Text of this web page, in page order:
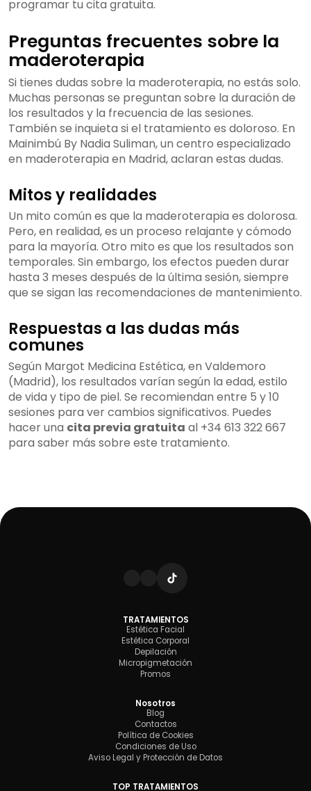
programar tu cita gratuita.
Preguntas frecuentes sobre la
maderoterapia
Si tienes dudas sobre la maderoterapia, no estás solo.
Muchas personas se preguntan sobre la duración de
los resultados y la frecuencia de las sesiones.
También se inquieta si el tratamiento es doloroso. En
Mainimbú By Nadia Suliman, un centro especializado
en maderoterapia en Madrid, aclaran estas dudas.
Mitos y realidades
Un mito común es que la maderoterapia es dolorosa.
Pero, en realidad, es un proceso relajante y cómodo
para la mayoría. Otro mito es que los resultados son
temporales. Sin embargo, los efectos pueden durar
hasta 3 meses después de la última sesión, siempre
que se sigan las recomendaciones de mantenimiento.
Respuestas a las dudas más
comunes
Según Margot Medicina Estética, en Valdemoro
(Madrid), los resultados varían según la edad, estilo
de vida y tipo de piel. Se recomiendan entre 5 y 10
sesiones para ver cambios significativos. Puedes
hacer una cita previa gratuita al +34 613 322 667
para saber más sobre este tratamiento.
TRATAMIENTOS
Estética Facial
Estética Corporal
Depilación
Micropigmetación
Promos
Nosotros
Blog
Contactos
Política de Cookies
Condiciones de Uso
Aviso Legal y Protección de Datos
TOP TRATAMIENTOS